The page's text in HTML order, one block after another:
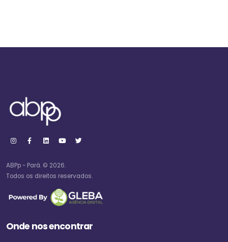
ABPp - Pará. © 2026.
Todos os direitos reservados.
Onde nos encontrar